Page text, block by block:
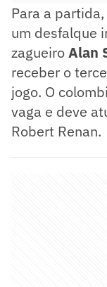
Para a
um desfalque
zagueiroAlan
receber o
jogo. O
vaga e deve
Robert Renan.